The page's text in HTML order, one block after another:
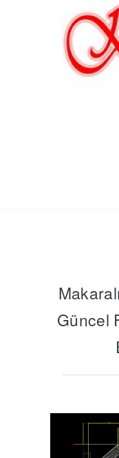
Güncel